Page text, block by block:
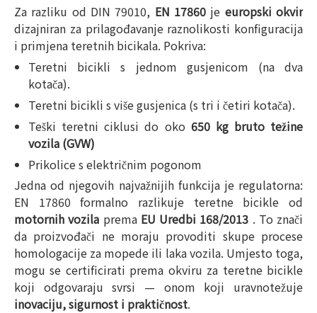
Za razliku od DIN 79010, EN 17860 je europski okvir
dizajniran za prilagođavanje raznolikosti konfiguracija
i primjena teretnih bicikala. Pokriva:
Teretni bicikli s jednom gusjenicom (na dva
kotača).
Teretni bicikli s više gusjenica (s tri i četiri kotača).
Teški teretni ciklusi do oko 650 kg bruto težine
vozila (GVW)
Prikolice s električnim pogonom
Jedna od njegovih najvažnijih funkcija je regulatorna:
EN 17860 formalno razlikuje teretne bicikle od
motornih vozila prema EU Uredbi 168/2013 . To znači
da proizvođači ne moraju provoditi skupe procese
homologacije za mopede ili laka vozila. Umjesto toga,
mogu se certificirati prema okviru za teretne bicikle
koji odgovaraju svrsi — onom koji uravnotežuje
inovaciju, sigurnost i praktičnost.